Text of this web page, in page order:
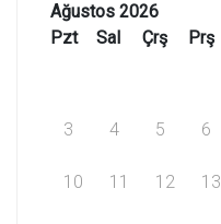
Ağustos 2026
Pzt
Sal Çrş Prş
3 4 5 6
10 11 12 13